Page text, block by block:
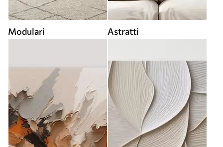
Modulari Astratti